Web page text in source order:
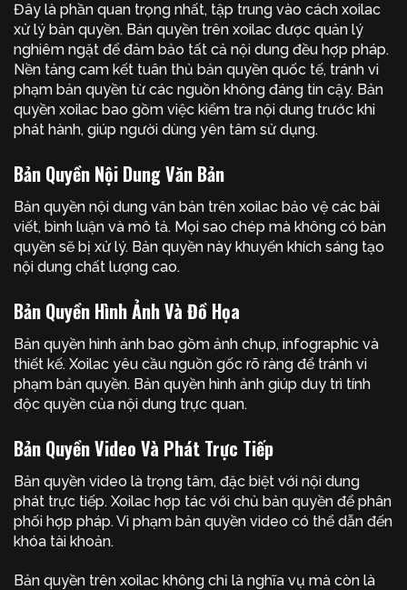
Đây là phần quan trọng nhất, tập trung vào cách xoilac
xử lý bản quyền. Bản quyền trên xoilac được quản lý
nghiêm ngặt để đảm bảo tất cả nội dung đều hợp pháp.
Nền tảng cam kết tuân thủ bản quyền quốc tế, tránh vi
phạm bản quyền từ các nguồn không đáng tin cậy. Bản
quyền xoilac bao gồm việc kiểm tra nội dung trước khi
phát hành, giúp người dùng yên tâm sử dụng.
Bản Quyền Nội Dung Văn Bản
Bản quyền nội dung văn bản trên xoilac bảo vệ các bài
viết, bình luận và mô tả. Mọi sao chép mà không có bản
quyền sẽ bị xử lý. Bản quyền này khuyến khích sáng tạo
nội dung chất lượng cao.
Bản Quyền Hình Ảnh Và Đồ Họa
Bản quyền hình ảnh bao gồm ảnh chụp, infographic và
thiết kế. Xoilac yêu cầu nguồn gốc rõ ràng để tránh vi
phạm bản quyền. Bản quyền hình ảnh giúp duy trì tính
độc quyền của nội dung trực quan.
Bản Quyền Video Và Phát Trực Tiếp
Bản quyền video là trọng tâm, đặc biệt với nội dung
phát trực tiếp. Xoilac hợp tác với chủ bản quyền để phân
phối hợp pháp. Vi phạm bản quyền video có thể dẫn đến
khóa tài khoản.
Bản quyền trên xoilac không chỉ là nghĩa vụ mà còn là